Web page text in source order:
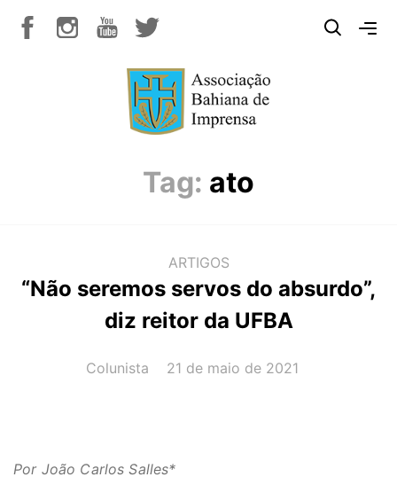
Tag: ato
ARTIGOS
“Não seremos servos do absurdo”,
diz reitor da UFBA
AUTOR(A):
Colunista DATA:
21 de maio de 2021
Por João Carlos Salles*